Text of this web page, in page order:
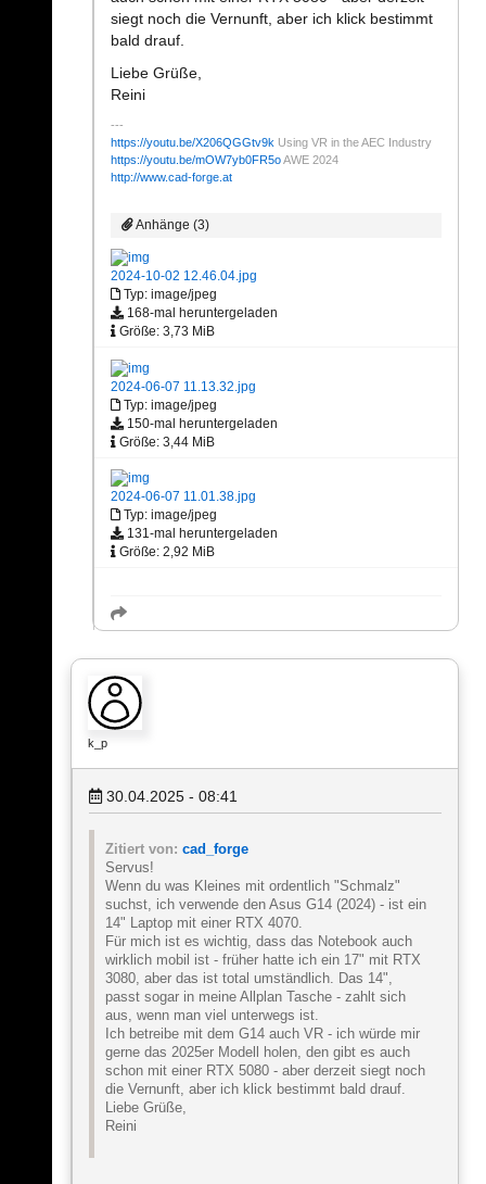
siegt noch die Vernunft, aber ich klick bestimmt
bald drauf.
Liebe Grüße,
Reini
https://youtu.be/X206QGGtv9k Using VR in the AEC Industry
https://youtu.be/mOW7yb0FR5oAWE 2024
http://www.cad-forge.at
Anhänge (3)
2024-10-02 12.46.04.jpg
Typ: image/jpeg
168-mal heruntergeladen
Größe: 3,73 MiB
2024-06-07 11.13.32.jpg
Typ: image/jpeg
150-mal heruntergeladen
Größe: 3,44 MiB
2024-06-07 11.01.38.jpg
Typ: image/jpeg
131-mal heruntergeladen
Größe: 2,92 MiB
k_p
30.04.2025 - 08:41
Zitiert von: cad_forge
Servus!
Wenn du was Kleines mit ordentlich "Schmalz"
suchst, ich verwende den Asus G14 (2024) - ist ein
14" Laptop mit einer RTX 4070.
Für mich ist es wichtig, dass das Notebook auch
wirklich mobil ist - früher hatte ich ein 17" mit RTX
3080, aber das ist total umständlich. Das 14",
passt sogar in meine Allplan Tasche - zahlt sich
aus, wenn man viel unterwegs ist.
Ich betreibe mit dem G14 auch VR - ich würde mir
gerne das 2025er Modell holen, den gibt es auch
schon mit einer RTX 5080 - aber derzeit siegt noch
die Vernunft, aber ich klick bestimmt bald drauf.
Liebe Grüße,
Reini